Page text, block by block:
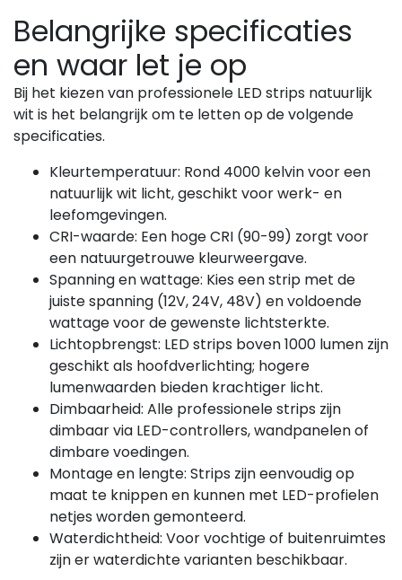
Belangrijke specificaties
en waar let je op
Bij het kiezen van professionele LED strips natuurlijk
wit is het belangrijk om te letten op de volgende
specificaties.
Kleurtemperatuur: Rond 4000 kelvin voor een
natuurlijk wit licht, geschikt voor werk- en
leefomgevingen.
CRI-waarde: Een hoge CRI (90-99) zorgt voor
een natuurgetrouwe kleurweergave.
Spanning en wattage: Kies een strip met de
juiste spanning (12V, 24V, 48V) en voldoende
wattage voor de gewenste lichtsterkte.
Lichtopbrengst: LED strips boven 1000 lumen zijn
geschikt als hoofdverlichting; hogere
lumenwaarden bieden krachtiger licht.
Dimbaarheid: Alle professionele strips zijn
dimbaar via LED-controllers, wandpanelen of
dimbare voedingen.
Montage en lengte: Strips zijn eenvoudig op
maat te knippen en kunnen met LED-profielen
netjes worden gemonteerd.
Waterdichtheid: Voor vochtige of buitenruimtes
zijn er waterdichte varianten beschikbaar.